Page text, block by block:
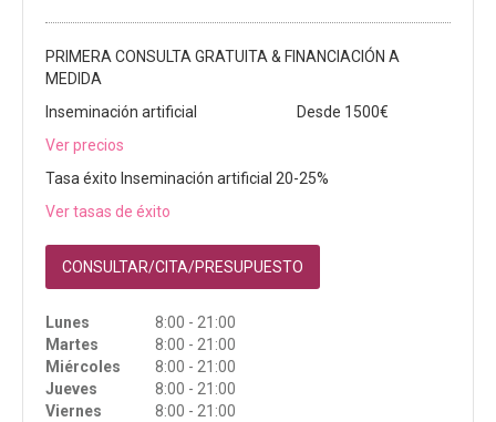
PRIMERA CONSULTA GRATUITA & FINANCIACIÓN A
MEDIDA
Inseminación artificial
Desde 1500€
Ver precios
Tasa éxito Inseminación artificial 20-25%
Ver tasas de éxito
CONSULTAR/CITA/PRESUPUESTO
Lunes
8:00 - 21:00
Martes
8:00 - 21:00
Miércoles
8:00 - 21:00
Jueves
8:00 - 21:00
Viernes
8:00 - 21:00